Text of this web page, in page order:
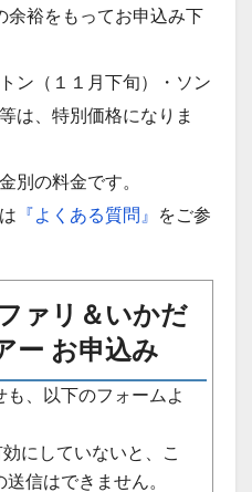
余裕をもってお申込み下
ン（１１月下旬）・ソン
は、特別価格になりま
別の料金です。
『よくある質問』
をご参